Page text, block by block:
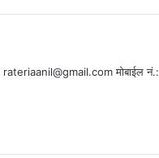
rateriaanil@gmail.comमोबाईल नं.: